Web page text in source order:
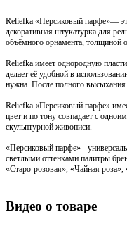
Reliefka «Персиковый парфе»—
декоративная штукатурка для
объёмного орнамента, толщиной
Reliefka имеет однородную
делает её удобной в
нужна. После полного высыхания
Reliefka «Персиковый парфе»
цвет и по тону совпадает с
скульптурной живописи.
«Персиковый парфе» -
светлыми оттенками палитры
«Старо-розовая», «Чайная
Видео о товаре